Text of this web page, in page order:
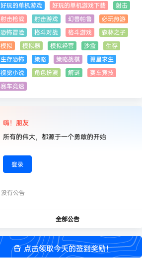
好玩的单机游戏 好玩的单机游戏下载
射击
射击枪战
射击游戏 幻兽帕鲁
必玩热游
恐怖冒险
格斗对战 格斗游戏
森林之子
模拟
模拟器 模拟经营 沙盒
生存
生存恐怖
策略 策略战棋
翼星求生
视觉小说
角色扮演 解谜
赛车竞技
赛车竞速
嗨！朋友
所有的伟大，都源于一个勇敢的开始
登录
没有公告
全部公告
点击领取今天的签到奖励！